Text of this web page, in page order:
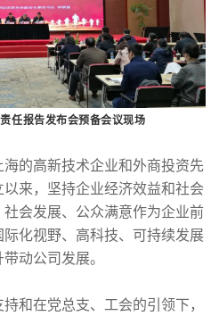
任报告发布会预备会议现场
的高新技术企业和外商投资先
来，坚持企业经济效益和社会
会发展、公众满意作为企业前
化视野、高科技、可持续发展
动公司发展。
和在党总支、工会的引领下，